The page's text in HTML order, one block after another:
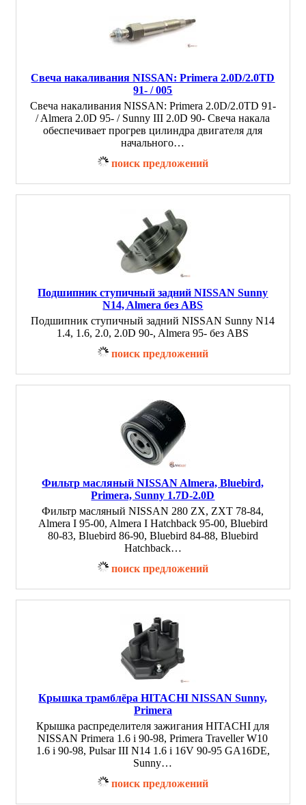
Свеча накаливания NISSAN: Primera 2.0D/2.0TD
91- / 005
Свеча накаливания NISSAN: Primera 2.0D/2.0TD 91-
/ Almera 2.0D 95- / Sunny III 2.0D 90- Свеча накала
обеспечивает прогрев цилиндра двигателя для
начального…
поиск предложений
Подшипник ступичный задний NISSAN Sunny
N14, Almera без ABS
Подшипник ступичный задний NISSAN Sunny N14
1.4, 1.6, 2.0, 2.0D 90-, Almera 95- без ABS
поиск предложений
Фильтр масляный NISSAN Almera, Bluebird,
Primera, Sunny 1.7D-2.0D
Фильтр масляный NISSAN 280 ZX, ZXT 78-84,
Almera I 95-00, Almera I Hatchback 95-00, Bluebird
80-83, Bluebird 86-90, Bluebird 84-88, Bluebird
Hatchback…
поиск предложений
Крышка трамблёра HITACHI NISSAN Sunny,
Primera
Крышка распределителя зажигания HITACHI для
NISSAN Primera 1.6 i 90-98, Primera Traveller W10
1.6 i 90-98, Pulsar III N14 1.6 i 16V 90-95 GA16DE,
Sunny…
поиск предложений